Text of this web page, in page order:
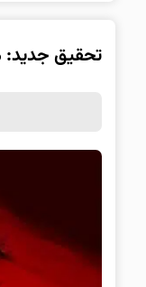
تحقیق جدید: